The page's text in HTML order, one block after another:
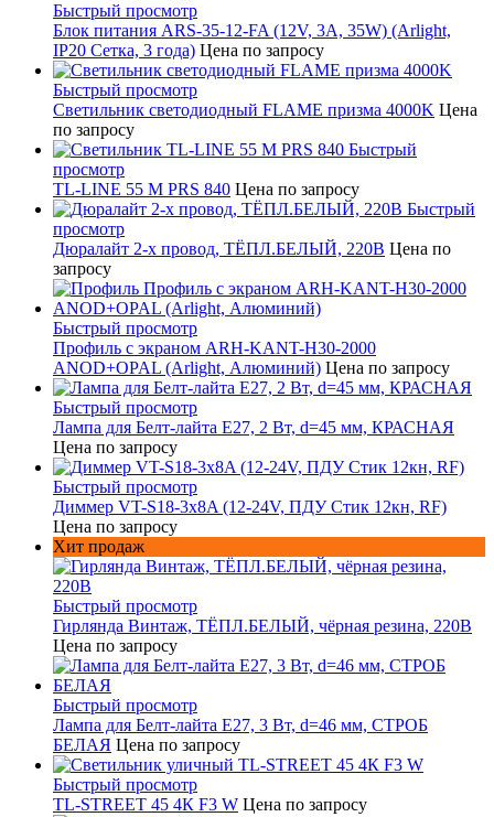
Быстрый просмотр
Блок питания ARS-35-12-FA (12V, 3A, 35W) (Arlight,
IP20 Сетка, 3 года) Цена по запросу
Быстрый просмотр
Светильник светодиодный FLAME призма 4000K Цена
по запросу
Быстрый
просмотр
TL-LINE 55 M PRS 840 Цена по запросу
Быстрый
просмотр
Дюралайт 2-х провод, ТЁПЛ.БЕЛЫЙ, 220В Цена по
запросу
Быстрый просмотр
Профиль с экраном ARH-KANT-H30-2000
ANOD+OPAL (Arlight, Алюминий) Цена по запросу
Быстрый просмотр
Лампа для Белт-лайта Е27, 2 Вт, d=45 мм, КРАСНАЯ
Цена по запросу
Быстрый просмотр
Диммер VT-S18-3x8A (12-24V, ПДУ Стик 12кн, RF)
Цена по запросу
Хит продаж
Быстрый просмотр
Гирлянда Винтаж, ТЁПЛ.БЕЛЫЙ, чёрная резина, 220В
Цена по запросу
Быстрый просмотр
Лампа для Белт-лайта Е27, 3 Вт, d=46 мм, СТРОБ
БЕЛАЯ Цена по запросу
Быстрый просмотр
TL-STREET 45 4К F3 W Цена по запросу